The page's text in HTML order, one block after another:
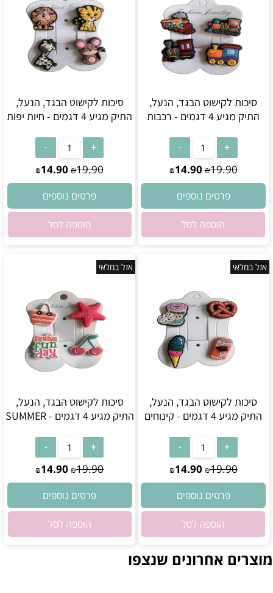
סיכות לקישוט הבגד, הנעל,
התיק מגיע 4 דגמים - רכבות
₪19.90
₪14.90
פרטים נוספים
הוספה לסל
סיכות לקישוט הבגד, הנעל,
התיק מגיע 4 דגמים - חיות יפות
₪19.90
₪14.90
פרטים נוספים
הוספה לסל
אזל במלאי
סיכות לקישוט הבגד, הנעל,
התיק מגיע 4 דגמים - קינוחים
₪19.90
₪14.90
פרטים נוספים
הוספה לסל
אזל במלאי
סיכות לקישוט הבגד, הנעל,
התיק מגיע 4 דגמים - SUMMER
₪19.90
₪14.90
פרטים נוספים
הוספה לסל
מוצרים אחרונים שנצפו